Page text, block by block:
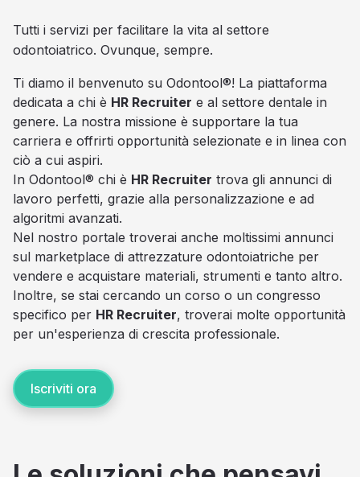
Tutti i servizi per facilitare la vita al settore
odontoiatrico. Ovunque, sempre.
Ti diamo il benvenuto su Odontool®! La piattaforma
dedicata a chi è HR Recruiter e al settore dentale in
genere. La nostra missione è supportare la tua
carriera e offrirti opportunità selezionate e in linea con
ciò a cui aspiri.
In Odontool® chi è HR Recruiter trova gli annunci di
lavoro perfetti, grazie alla personalizzazione e ad
algoritmi avanzati.
Nel nostro portale troverai anche moltissimi annunci
sul marketplace di attrezzature odontoiatriche per
vendere e acquistare materiali, strumenti e tanto altro.
Inoltre, se stai cercando un corso o un congresso
specifico per HR Recruiter, troverai molte opportunità
per un'esperienza di crescita professionale.
Iscriviti ora